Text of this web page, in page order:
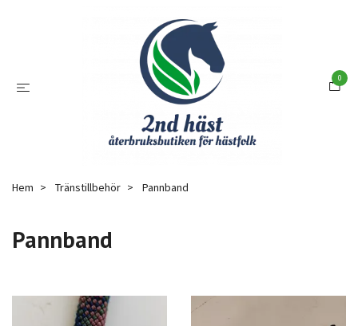
0
Hem Tränstillbehör Pannband
Pannband